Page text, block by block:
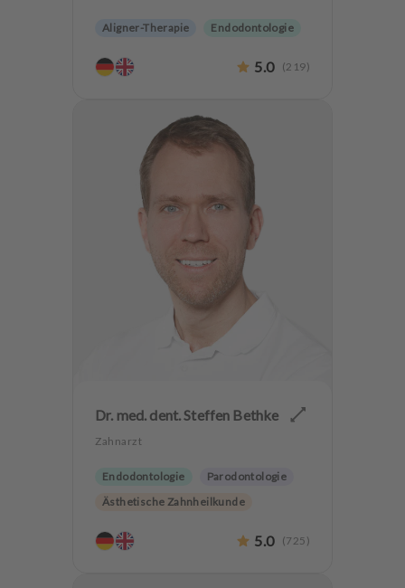
Aligner-Therapie
Endodontologie
Alterszahnheilkunde
5.0 (219)
Dr. med. dent. Steffen Bethke
Zahnarzt
Endodontologie
Parodontologie
Ästhetische Zahnheilkunde
Biologische Zahnmedizin
5.0 (725 )